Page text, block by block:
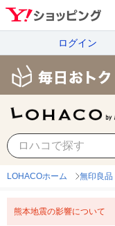
ログイン
LOHACOホーム 無印良品
熊本地震の影響について